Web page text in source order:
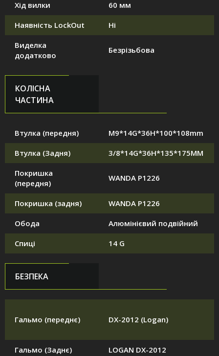
Хід вилки 60 мм
Наявність LockOut Ні
Виделка
додатково
Безрізьбова
КОЛІСНА
ЧАСТИНА
Втулка (передня) M9*14G*36H*100*108mm
Втулка (Задня) 3/8*14G*36H*135*175MM
Покришка
(передня)
WANDA P1226
Покришка (задня) WANDA P1226
Обода Алюмінієвий подвійний
Спиці 14 G
БЕЗПЕКА
Гальмо (переднє) DX-2012 (Logan)
Гальмо (Заднє) LOGAN DX-2012